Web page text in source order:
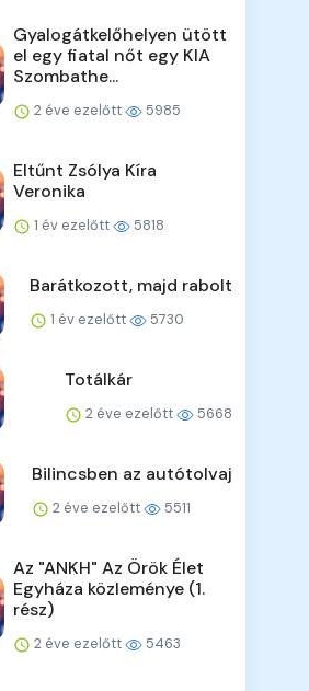
Gyalogátkelőhelyen ütött
el egy fiatal nőt egy KIA
Szombathe...
2 éve ezelőtt 5985
Eltűnt Zsólya Kíra
Veronika
1 év ezelőtt 5818
Barátkozott, majd rabolt
1 év ezelőtt 5730
Totálkár
2 éve ezelőtt 5668
Bilincsben az autótolvaj
2 éve ezelőtt 5511
Az "ANKH" Az Örök Élet
Egyháza közleménye (1.
rész)
2 éve ezelőtt 5463